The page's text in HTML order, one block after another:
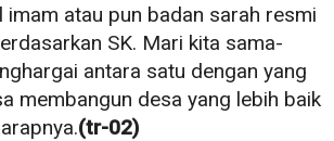
imam atau pun badan sarah resmi
SK. Mari kita sama-
antara satu dengan yang
membangun desa yang lebih baik
(tr-02)